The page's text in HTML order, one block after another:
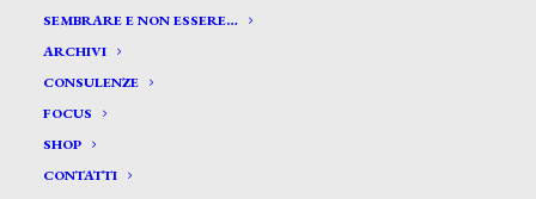
SEMBRARE E NON ESSERE…
ARCHIVI
CONSULENZE
FOCUS
SHOP
CONTATTI
Romano Michele*
ROMANO MICHELE